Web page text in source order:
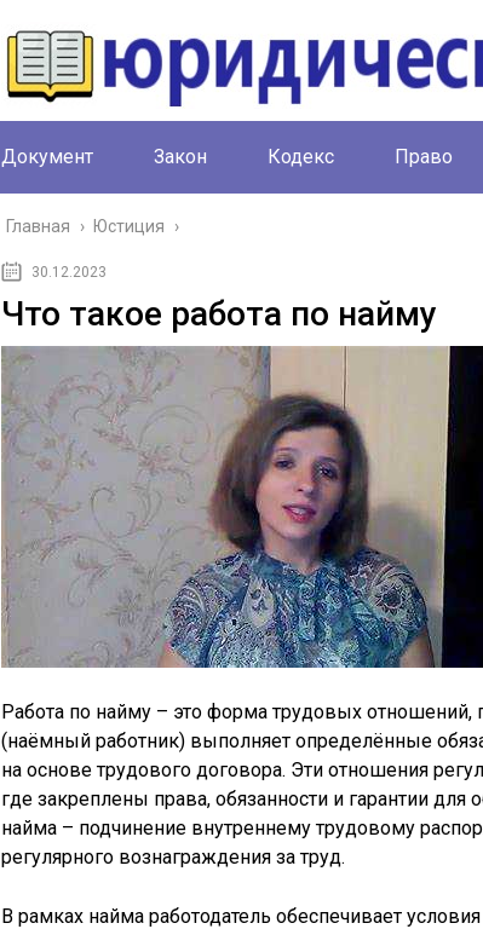
Документ Закон Кодекс Право
Главная › Юстиция ›
30.12.2023
Что такое работа по найму
Работа по найму – это форма трудовых отношений,
(наёмный работник) выполняет определённые
на основе трудового договора. Эти отношения
где закреплены права, обязанности и гарантии для
найма – подчинение внутреннему трудовому
регулярного вознаграждения за труд.
В рамках найма работодатель обеспечивает